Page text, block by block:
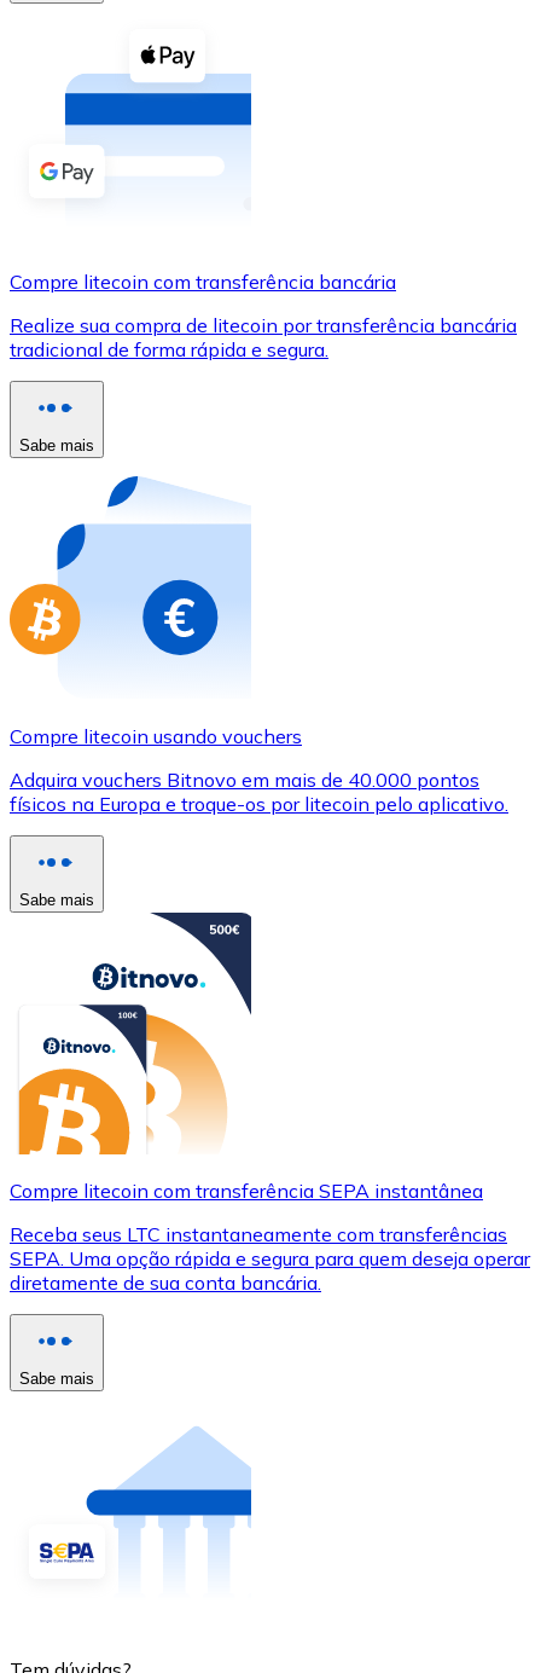
Cupons cripto
Compre criptomoedas com dinheiro e outros
Comprar com dinheiro
Transferência SEPA
Use cartões Visa e Mastercard para comprar
Comprar com cartão
Compre cartões-presente das suas marcas favoritas
Ir para a loja de cartões-presente
Compre litecoin com transferência bancária
Realize sua compra de litecoin por transferência bancária
tradicional de forma rápida e segura.
Sabe mais
Compre litecoin usando vouchers
Adquira vouchers Bitnovo em mais de 40.000 pontos
físicos na Europa e troque-os por litecoin pelo aplicativo.
Sabe mais
Compre litecoin com transferência SEPA instantânea
Receba seus LTC instantaneamente com transferências
SEPA. Uma opção rápida e segura para quem deseja operar
diretamente de sua conta bancária.
Sabe mais